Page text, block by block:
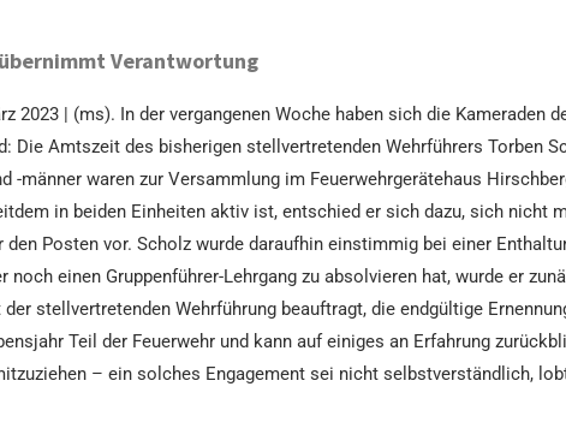
Verantwortung
2023 | (ms). In der vergangenen Woche haben sich die
Die Amtszeit des bisherigen stellvertretenden Wehrführers Torben
-männer waren zur Versammlung im Feuerwehrgerätehaus
in beiden Einheiten aktiv ist, entschied er sich dazu, sich nicht
Posten vor. Scholz wurde daraufhin einstimmig bei einer
noch einen Gruppenführer-Lehrgang zu absolvieren hat, wurde er
stellvertretenden Wehrführung beauftragt, die endgültige
Teil der Feuerwehr und kann auf einiges an Erfahrung
– ein solches Engagement sei nicht selbstverständlich,